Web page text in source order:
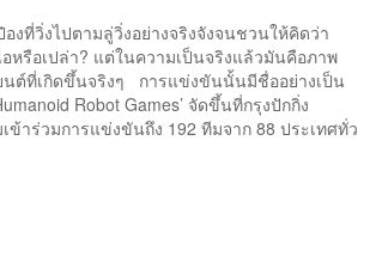
งที่วิ่งไปตามลู่วิ่งอย่างจริงจังจนชวนให้คิดว่า
หรือเปล่า? แต่ในความเป็นจริงแล้วมันคือภาพ
ต์ที่เกิดขึ้นจริงๆ การแข่งขันนั้นมีชื่ออย่างเป็น
Robot Games’ จัดขึ้นที่กรุงปักกิ่ง
ข้าร่วมการแข่งขันถึง 192 ทีมจาก 88 ประเทศทั่ว